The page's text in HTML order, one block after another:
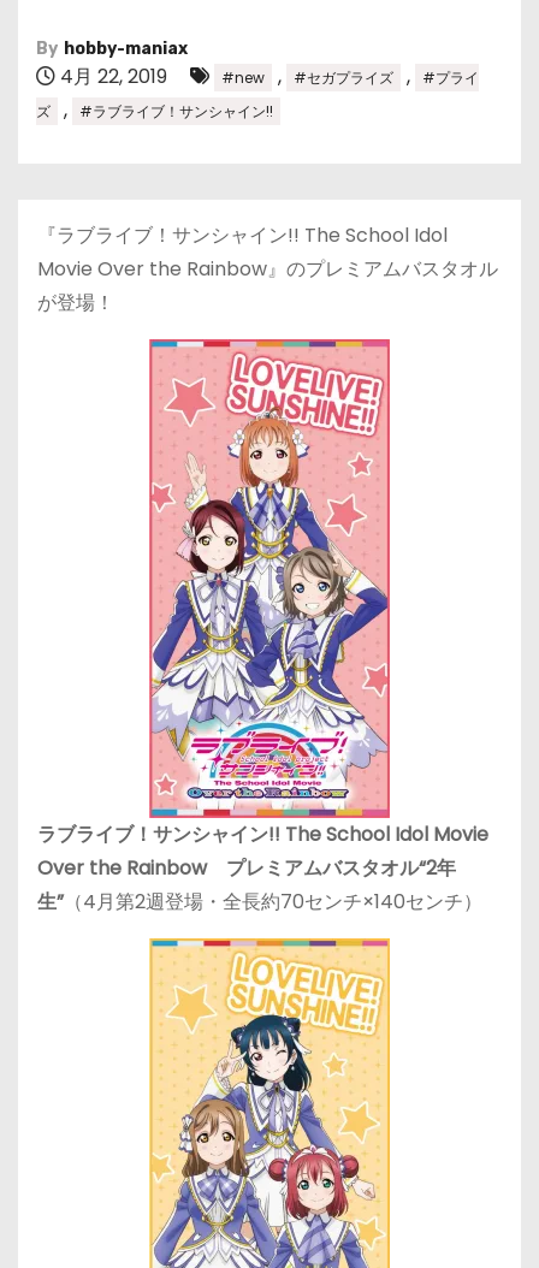
By hobby-maniax
4月 22, 2019 #new , #セガプライズ ,
#プライ
ズ
, #ラブライブ！サンシャイン!!
『ラブライブ！サンシャイン!! The School Idol
Movie Over the Rainbow』のプレミアムバスタオル
が登場！
ラブライブ！サンシャイン!! The School Idol Movie
Over the Rainbow プレミアムバスタオル“2年
生”（4月第2週登場・全長約70センチ×140センチ）